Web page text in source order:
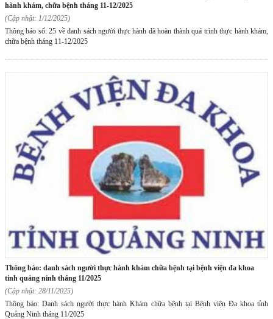
hành khám, chữa bệnh tháng 11-12/2025
(Cập nhật: 1/12/2025)
Thông báo số: 25 về danh sách người thực hành đã hoàn thành quá trình thực hành khám,
chữa bệnh tháng 11-12/2025
thông báo: danh sách người thực hành khám chữa bệnh tại bệnh viện đa khoa
tỉnh quảng ninh tháng 11/2025
(Cập nhật: 28/11/2025)
Thông báo: Danh sách người thực hành Khám chữa bệnh tại Bệnh viện Đa khoa tỉnh
Quảng Ninh tháng 11/2025